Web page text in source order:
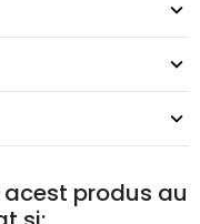
produs au